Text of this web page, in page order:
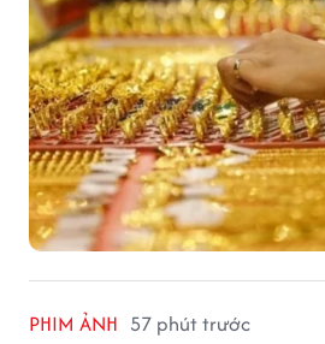
PHIM ẢNH 57 phút trước